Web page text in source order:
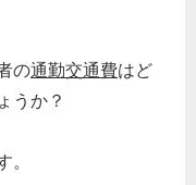
の通勤交通費はど
うか？